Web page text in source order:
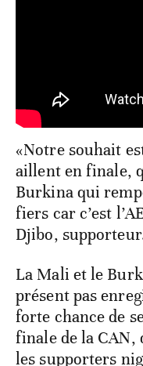
«Notre souhait
aillent en finale,
Burkina qui
fiers car c’est
Djibo,
La Mali et le
présent pas
forte chance de
finale de la CAN,
les supporters